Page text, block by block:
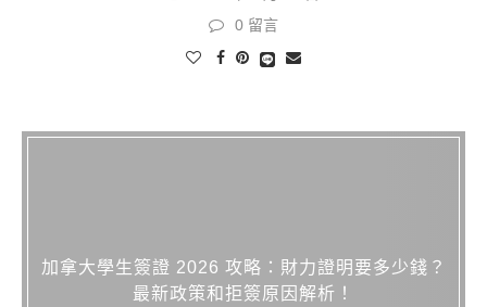
0 留言
加拿大學生簽證 2026 攻略：財力證明要多少錢？
最新政策和拒簽原因解析！